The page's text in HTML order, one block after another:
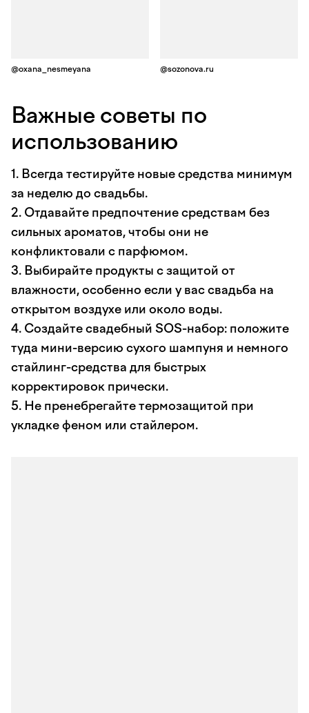
@oxana_nesmeyana @sozonova.ru
Важные советы по
использованию
1. Всегда тестируйте новые средства минимум
за неделю до свадьбы.
2. Отдавайте предпочтение средствам без
сильных ароматов, чтобы они не
конфликтовали с парфюмом.
3. Выбирайте продукты с защитой от
влажности, особенно если у вас свадьба на
открытом воздухе или около воды.
4. Создайте свадебный SOS-набор: положите
туда мини-версию сухого шампуня и немного
стайлинг-средства для быстрых
корректировок прически.
5. Не пренебрегайте термозащитой при
укладке феном или стайлером.